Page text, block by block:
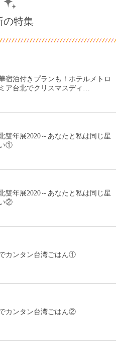
の特集
宿泊付きプランも！ホテルメトロ
ア台北でクリスマスディ…
雙年展2020～あなたと私は同じ星
①
雙年展2020～あなたと私は同じ星
②
カンタン台湾ごはん①
カンタン台湾ごはん②